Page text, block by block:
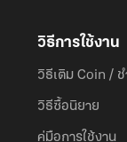
วิธีการใช้งาน
วิธีเติม Coin / ช
วิธีซื้อนิยาย
คู่มือการใช้งาน